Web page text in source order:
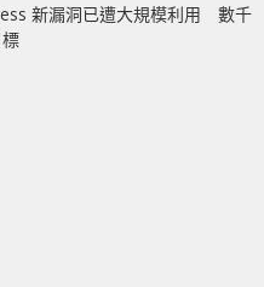
新漏洞已遭大規模利用 數千